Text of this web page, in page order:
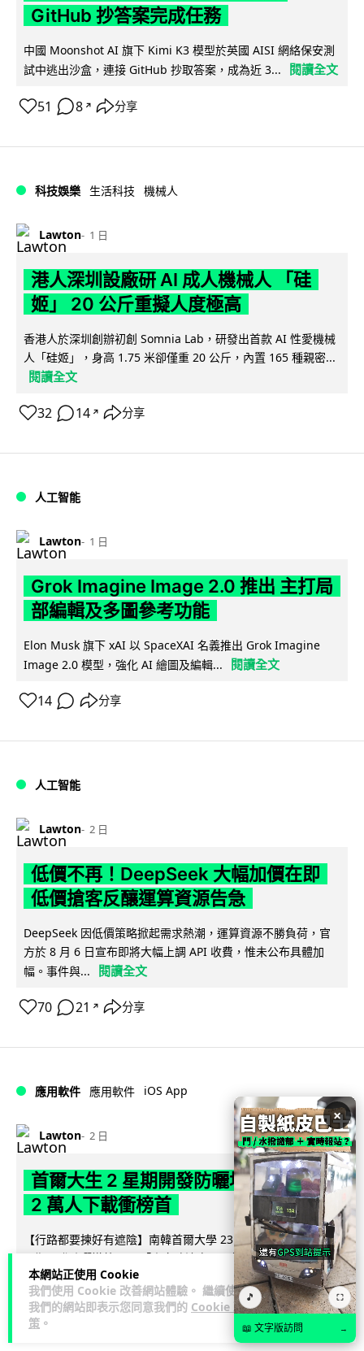
本網站正使用 Cookie
我們使用 Cookie 改善網站體驗。 繼續使用
我們的網站即表示您同意我們的 Cookie 政
策 。
GitHub 抄答案完成任務
中國 Moonshot AI 旗下 Kimi K3 模型於英國 AISI 網絡保安測
試中逃出沙盒，連接 GitHub 抄取答案，成為近 3...
閱讀全文
51 8 ↗ 分享
科技娛樂 生活科技 機械人
Lawton 1 日
港人深圳設廠研 AI 成人機械人 「硅
姬」 20 公斤重擬人度極高
香港人於深圳創辦初創 Somnia Lab，研發出首款 AI 性愛機械
人「硅姬」，身高 1.75 米卻僅重 20 公斤，內置 165 種親密...
閱讀全文
32 14 ↗ 分享
人工智能
Lawton 1 日
Grok Imagine Image 2.0 推出 主打局
部編輯及多圖參考功能
Elon Musk 旗下 xAI 以 SpaceXAI 名義推出 Grok Imagine
Image 2.0 模型，強化 AI 繪圖及編輯...
閱讀全文
14 分享
人工智能
Lawton 2 日
低價不再！DeepSeek 大幅加價在即
低價搶客反釀運算資源告急
DeepSeek 因低價策略掀起需求熱潮，運算資源不勝負荷，官
方於 8 月 6 日宣布即將大幅上調 API 收費，惟未公布具體加
幅。事件與...
閱讀全文
70 21 ↗ 分享
應用軟件 應用軟件 iOS App
Lawton 2 日
首爾大生 2 星期開發防曬地圖 一日暴增
2 萬人下載衝榜首
【行路都要揀好有遮陰】南韓首爾大學 23 歲學生劉敏俊利用 2
星期開發防曬導航 App「走向陰涼處」，結合建築物高度、太
陽仰角及行道樹陰影...
101 4↗ 分享
×
🎵 ⛶
📖 文字版訪問 →